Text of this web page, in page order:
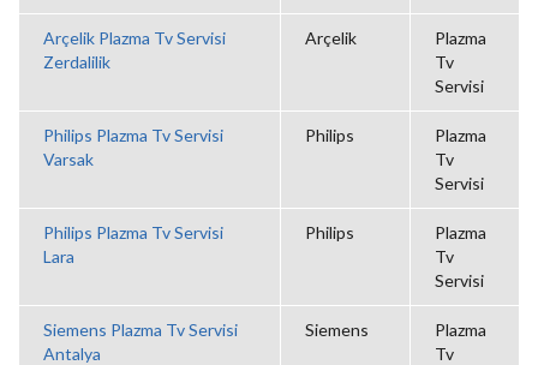
Arçelik Plazma Tv Servisi
Zerdalilik
Arçelik
Plazma
Tv
Servisi
Philips Plazma Tv Servisi
Varsak
Philips
Plazma
Tv
Servisi
Philips Plazma Tv Servisi
Lara
Philips
Plazma
Tv
Servisi
Siemens Plazma Tv Servisi
Antalya
Siemens
Plazma
Tv